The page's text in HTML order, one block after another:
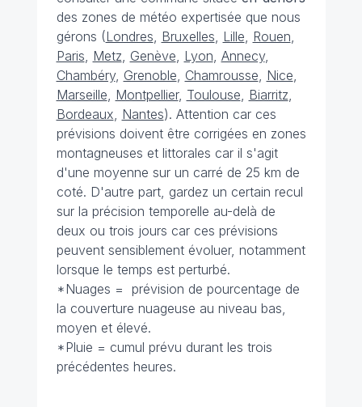
des zones de météo expertisée que nous
gérons (Londres, Bruxelles, Lille, Rouen,
Paris, Metz, Genève, Lyon, Annecy,
Chambéry, Grenoble, Chamrousse, Nice,
Marseille, Montpellier, Toulouse, Biarritz,
Bordeaux, Nantes). Attention car ces
prévisions doivent être corrigées en zones
montagneuses et littorales car il s'agit
d'une moyenne sur un carré de 25 km de
coté. D'autre part, gardez un certain recul
sur la précision temporelle au-delà de
deux ou trois jours car ces prévisions
peuvent sensiblement évoluer, notamment
lorsque le temps est perturbé.
*Nuages = prévision de pourcentage de
la couverture nuageuse au niveau bas,
moyen et élevé.
*Pluie = cumul prévu durant les trois
précédentes heures.